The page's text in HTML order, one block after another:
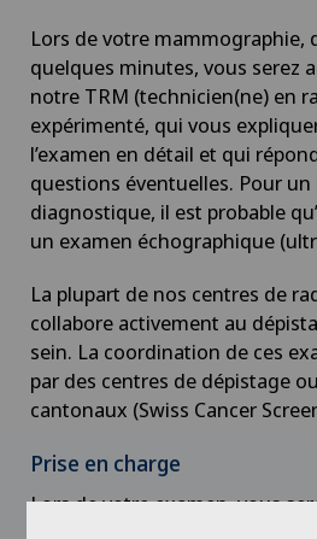
Lors de votre mammographie,
quelques minutes, vous serez
notre TRM (technicien(ne) en
expérimenté, qui vous
l’examen en détail et qui
questions éventuelles. Pour
diagnostique, il est probable
un examen échographique
La plupart de nos centres de
collabore activement au
sein. La coordination de ces
par des centres de dépistage
cantonaux (Swiss Cancer
Prise en charge
Lors de votre examen, vous